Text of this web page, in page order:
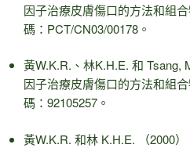
因子治療皮膚傷口的方法和組
碼：PCT/CN03/00178。
黃W.K.R.、林K.H.E. 和 Tsang,
因子治療皮膚傷口的方法和組
碼：92105257。
黃W.K.R. 和林 K.H.E. （2000